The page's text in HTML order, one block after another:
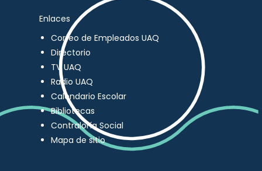
Enlaces
Correo de Empleados UAQ
Directorio
TV UAQ
Radio UAQ
Calendario Escolar
Bibliotecas
Contraloría Social
Mapa de sitio